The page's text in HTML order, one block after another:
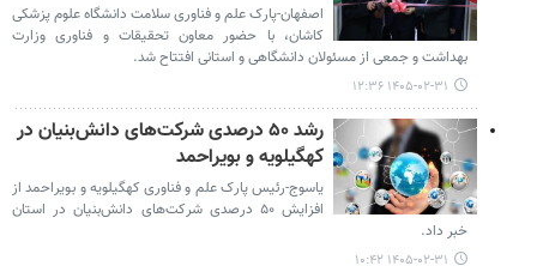
اصفهان-پارک علم و فناوری سلامت دانشگاه علوم پزشکی
کاشان، با حضور معاون تحقیقات و فناوری وزارت
بهداشت و جمعی از مسئولان دانشگاهی و استانی افتتاح شد.
۱۴۰۵-۰۲-۳۱ ۱۲:۳۶
رشد ۵۰ درصدی شرکت‌های دانش‌بنیان در
کهگیلویه و بویراحمد
یاسوج-رئیس پارک علم و فناوری کهگیلویه و بویراحمد از
افزایش ۵۰ درصدی شرکت‌های دانش‌بنیان در استان
خبر داد.
۱۴۰۵-۰۲-۳۱ ۱۰:۴۲